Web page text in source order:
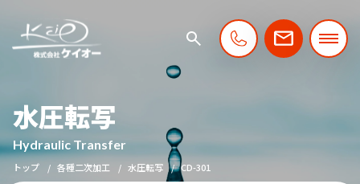
水圧転写
Hydraulic Transfer
トップ 各種二次加工 水圧転写 CD-301